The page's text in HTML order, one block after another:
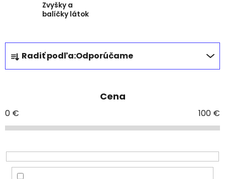
Zvyšky a
balíčky látok
R
a
d
i
e
r
o
Radiť podľa:Odporúčame
Cena
0 € 100 €